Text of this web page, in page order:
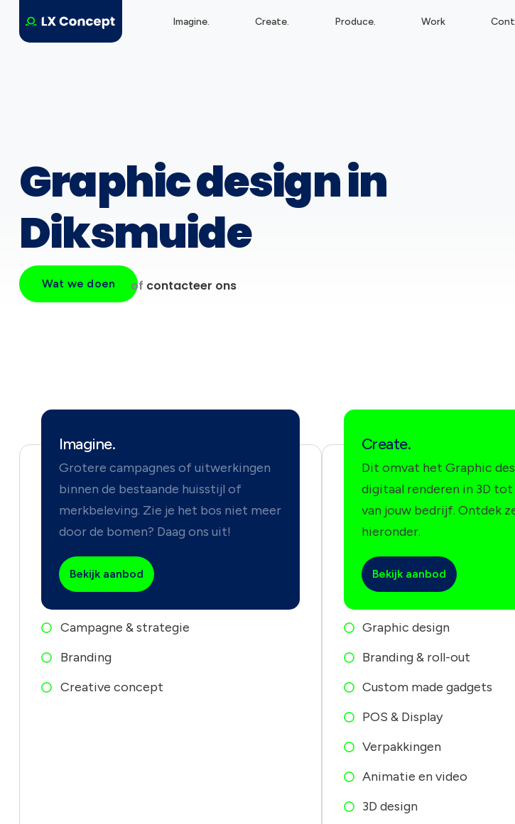
Imagine. Create. Produce. Work
Graphic design in
Diksmuide
Wat we doen of contacteer ons
Imagine.
Grotere campagnes of uitwerkingen
binnen de bestaande huisstijl of
merkbeleving. Zie je het bos niet meer
door de bomen? Daag ons uit!
Bekijk aanbod
Campagne & strategie
Branding
Creative concept
Create.
Dit omvat het Graphic
digitaal renderen in 3D
van jouw bedrijf. Ontdek
hieronder.
Bekijk aanbod
Graphic design
Branding & roll-out
Custom made gadgets
POS & Display
Verpakkingen
Animatie en video
3D design